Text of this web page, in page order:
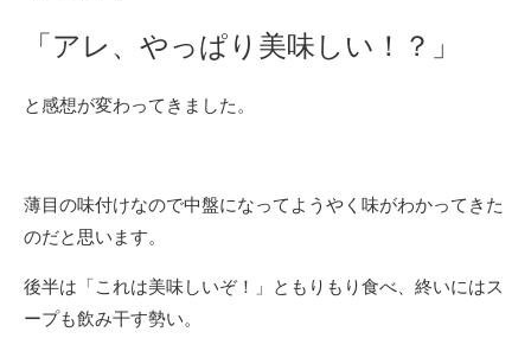
「アレ、やっぱり美味しい！？」
と感想が変わってきました。
薄目の味付けなので中盤になってようやく味がわかってきた
のだと思います。
後半は「これは美味しいぞ！」ともりもり食べ、終いにはス
ープも飲み干す勢い。